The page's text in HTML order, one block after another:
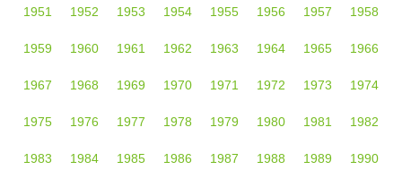
1951 1952 1953 1954 1955 1956 1957 1958
1959 1960 1961 1962 1963 1964 1965 1966
1967 1968 1969 1970 1971 1972 1973 1974
1975 1976 1977 1978 1979 1980 1981 1982
1983 1984 1985 1986 1987 1988 1989 1990